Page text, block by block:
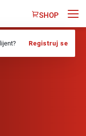
SHOP
Registruj se